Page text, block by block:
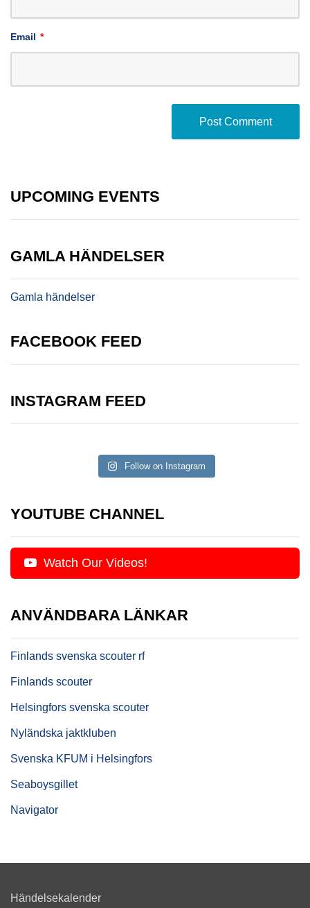
Email *
UPCOMING EVENTS
GAMLA HÄNDELSER
Gamla händelser
FACEBOOK FEED
INSTAGRAM FEED
Follow on Instagram
YOUTUBE CHANNEL
Watch Our Videos!
ANVÄNDBARA LÄNKAR
Finlands svenska scouter rf
Finlands scouter
Helsingfors svenska scouter
Nyländska jaktkluben
Svenska KFUM i Helsingfors
Seaboysgillet
Navigator
Händelsekalender